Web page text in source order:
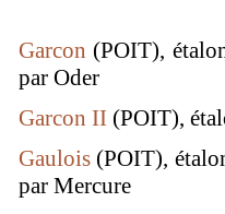
Garcon (POIT),
par Oder
Garcon II (POIT),
Gaulois (POIT),
par Mercure